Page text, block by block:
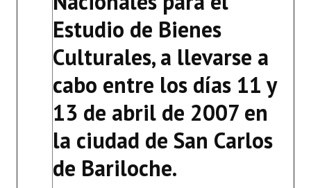
Estudio de Bienes
Culturales, a llevarse a
cabo entre los días 11 y
13 de abril de 2007 en
la ciudad de San Carlos
de Bariloche.